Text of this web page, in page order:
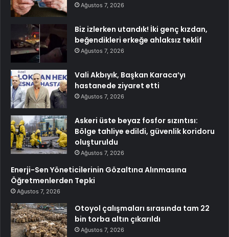
Ağustos 7, 2026
Biz izlerken utandık! İki genç kızdan,
beğendikleri erkeğe ahlaksız teklif
Ağustos 7, 2026
Vali Akbıyık, Başkan Karaca’yı
hastanede ziyaret etti
Ağustos 7, 2026
Askeri üste beyaz fosfor sızıntısı:
Bölge tahliye edildi, güvenlik koridoru
oluşturuldu
Ağustos 7, 2026
Enerji-Sen Yöneticilerinin Gözaltına Alınmasına
Öğretmenlerden Tepki
Ağustos 7, 2026
Otoyol çalışmaları sırasında tam 22
bin torba altın çıkarıldı
Ağustos 7, 2026